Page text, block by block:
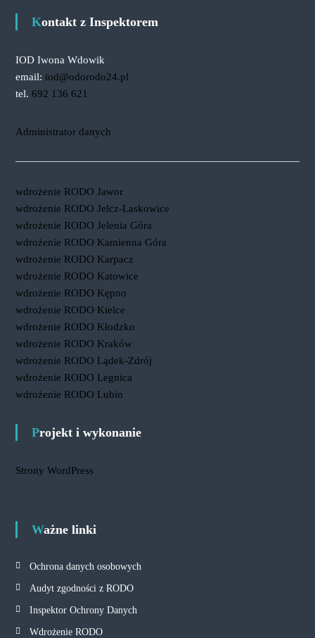
Kontakt z Inspektorem
IOD Iwona Wdowik
email: iod@odorodo24.pl
tel. 692 136 621
Administrator danych
wdrożenie RODO Jawor
wdrożenie RODO Jelcz-Laskowice
wdrożenie RODO Jelenia Góra
wdrożenie RODO Kamienna Góra
wdrożenie RODO Karpacz
wdrożenie RODO Katowice
wdrożenie RODO Kępno
wdrożenie RODO Kielce
wdrożenie RODO Kłodzko
wdrożenie RODO Kraków
wdrożenie RODO Lądek-Zdrój
wdrożenie RODO Legnica
wdrożenie RODO Lubin
Projekt i wykonanie
Strony WordPress
Ważne linki
Ochrona danych osobowych
Audyt zgodności z RODO
Inspektor Ochrony Danych
Wdrożenie RODO